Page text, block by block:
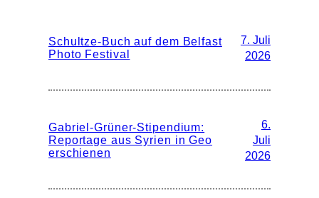
Schultze-Buch auf dem Belfast
Photo Festival
7. Juli
2026
Gabriel-Grüner-Stipendium:
Reportage aus Syrien in Geo
erschienen
6.
Juli
2026